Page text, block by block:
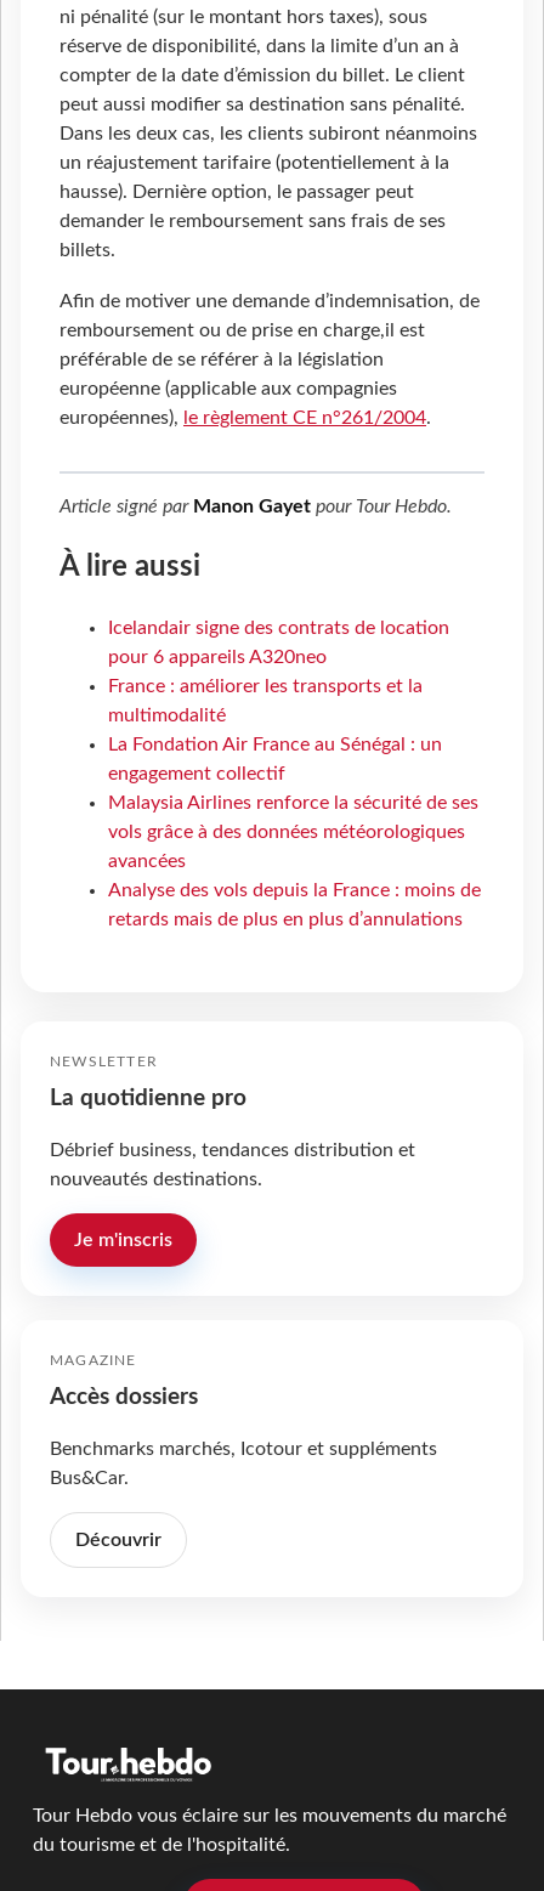
ni pénalité (sur le montant hors taxes), sous
réserve de disponibilité, dans la limite d’un an à
compter de la date d’émission du billet. Le client
peut aussi modifier sa destination sans pénalité.
Dans les deux cas, les clients subiront néanmoins
un réajustement tarifaire (potentiellement à la
hausse). Dernière option, le passager peut
demander le remboursement sans frais de ses
billets.
Afin de motiver une demande d’indemnisation, de
remboursement ou de prise en charge,il est
préférable de se référer à la législation
européenne (applicable aux compagnies
européennes), le règlement CE n°261/2004.
Article signé par Manon Gayet pour Tour Hebdo.
À lire aussi
Icelandair signe des contrats de location
pour 6 appareils A320neo
France : améliorer les transports et la
multimodalité
La Fondation Air France au Sénégal : un
engagement collectif
Malaysia Airlines renforce la sécurité de ses
vols grâce à des données météorologiques
avancées
Analyse des vols depuis la France : moins de
retards mais de plus en plus d’annulations
NEWSLETTER
La quotidienne pro
Débrief business, tendances distribution et
nouveautés destinations.
Je m'inscris
MAGAZINE
Accès dossiers
Benchmarks marchés, Icotour et suppléments
Bus&Car.
Découvrir
Tour Hebdo vous éclaire sur les mouvements du marché
du tourisme et de l'hospitalité.